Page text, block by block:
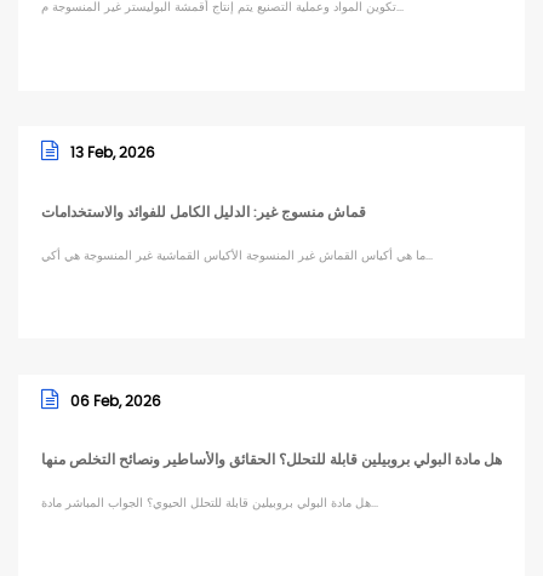
تكوين المواد وعملية التصنيع يتم إنتاج أقمشة البوليستر غير المنسوجة م...
13 Feb, 2026
قماش منسوج غير: الدليل الكامل للفوائد والاستخدامات
ما هي أكياس القماش غير المنسوجة الأكياس القماشية غير المنسوجة هي أكي...
06 Feb, 2026
هل مادة البولي بروبيلين قابلة للتحلل؟ الحقائق والأساطير ونصائح التخلص منها
هل مادة البولي بروبيلين قابلة للتحلل الحيوي؟ الجواب المباشر مادة...